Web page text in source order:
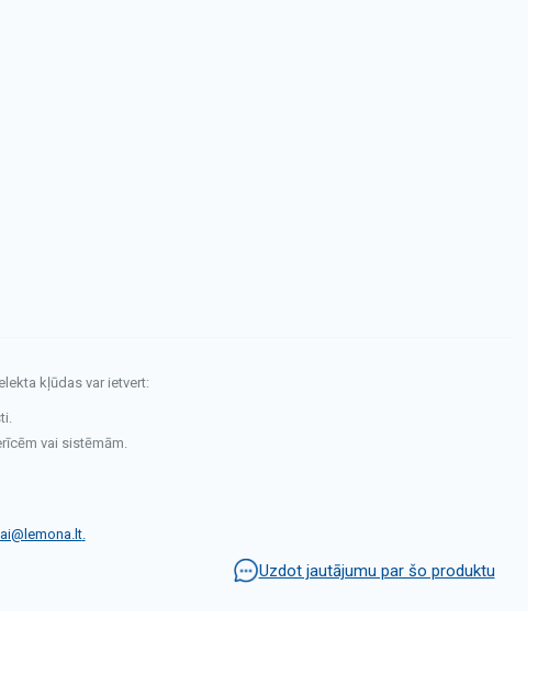
kļūdas var ietvert:
vai sistēmām.
.
Uzdot jautājumu par šo produktu